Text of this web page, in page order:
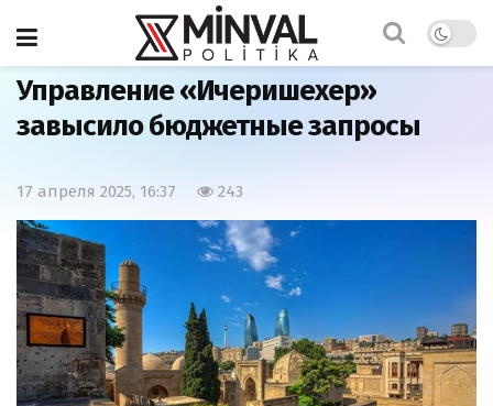
Главная Экономика
Управление «Ичеришехер»
завысило бюджетные запросы
17 апреля 2025, 16:37 243